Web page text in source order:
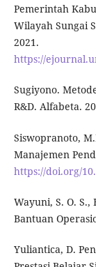
Pemerintah
Wilayah Sungai
2021.
https://
Sugiyono.
R&D. Alfabeta.
Siswopranoto,
Manajemen
https://doi.org/
Wayuni, S. O.
Bantuan
Yuliantica, D.